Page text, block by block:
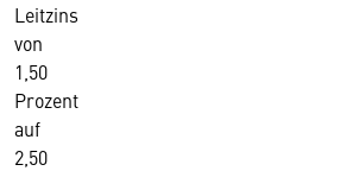
Leitzins
von
1,50
Prozent
auf
2,50